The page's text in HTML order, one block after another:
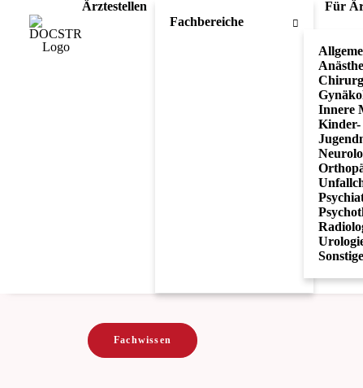
Ärztestellen
Fachbereiche
Innere
Kinder-
Für
Fachwissen